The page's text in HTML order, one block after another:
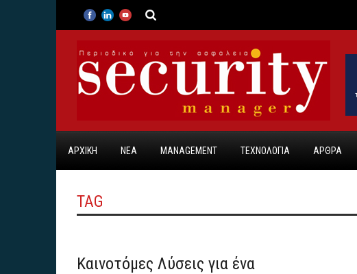
ΑΡΧΙΚΗ ΝΕΑ MANAGEMENT ΤΕΧΝΟΛΟΓΙΑ ΑΡΘΡΑ
TAG
Καινοτόμες Λύσεις για ένα